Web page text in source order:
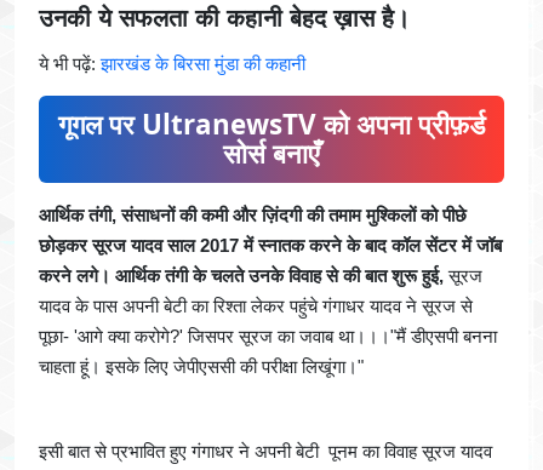
उनकी ये सफलता की कहानी बेहद ख़ास है।
ये भी पढ़ें:झारखंड के बिरसा मुंडा की कहानी
गूगल पर UltranewsTV को अपना प्रीफ़र्ड
सोर्स बनाएँ
आर्थिक तंगी, संसाधनों की कमी और ज़िंदगी की तमाम मुश्किलों को पीछे
छोड़कर सूरज यादव साल 2017 में स्नातक करने के बाद कॉल सेंटर में जॉब
करने लगे। आर्थिक तंगी के चलते उनके विवाह से की बात शुरू हुई,सूरज
यादव के पास अपनी बेटी का रिश्ता लेकर पहुंचे गंगाधर यादव ने सूरज से
पूछा- 'आगे क्या करोगे?' जिसपर सूरज का जवाब था।।।"मैं डीएसपी बनना
चाहता हूं। इसके लिए जेपीएससी की परीक्षा लिखूंगा।"
इसी बात से प्रभावित हुए गंगाधर ने अपनी बेटी पूनम का विवाह सूरज यादव